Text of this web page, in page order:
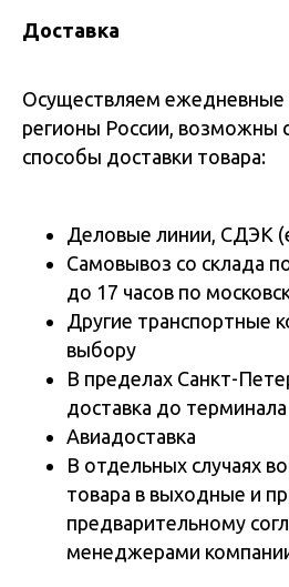
Доставка
Осуществляем ежедневные
регионы России, возможны
способы доставки товара:
Деловые линии, СДЭК
Самовывоз со склада
до 17 часов по
Другие транспортные
выбору
В пределах Санкт-
доставка до
Авиадоставка
В отдельных случаях
товара в выходные и
предварительному
менеджерами